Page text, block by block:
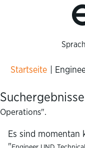
Startseite
Operations".
Es sind momentan